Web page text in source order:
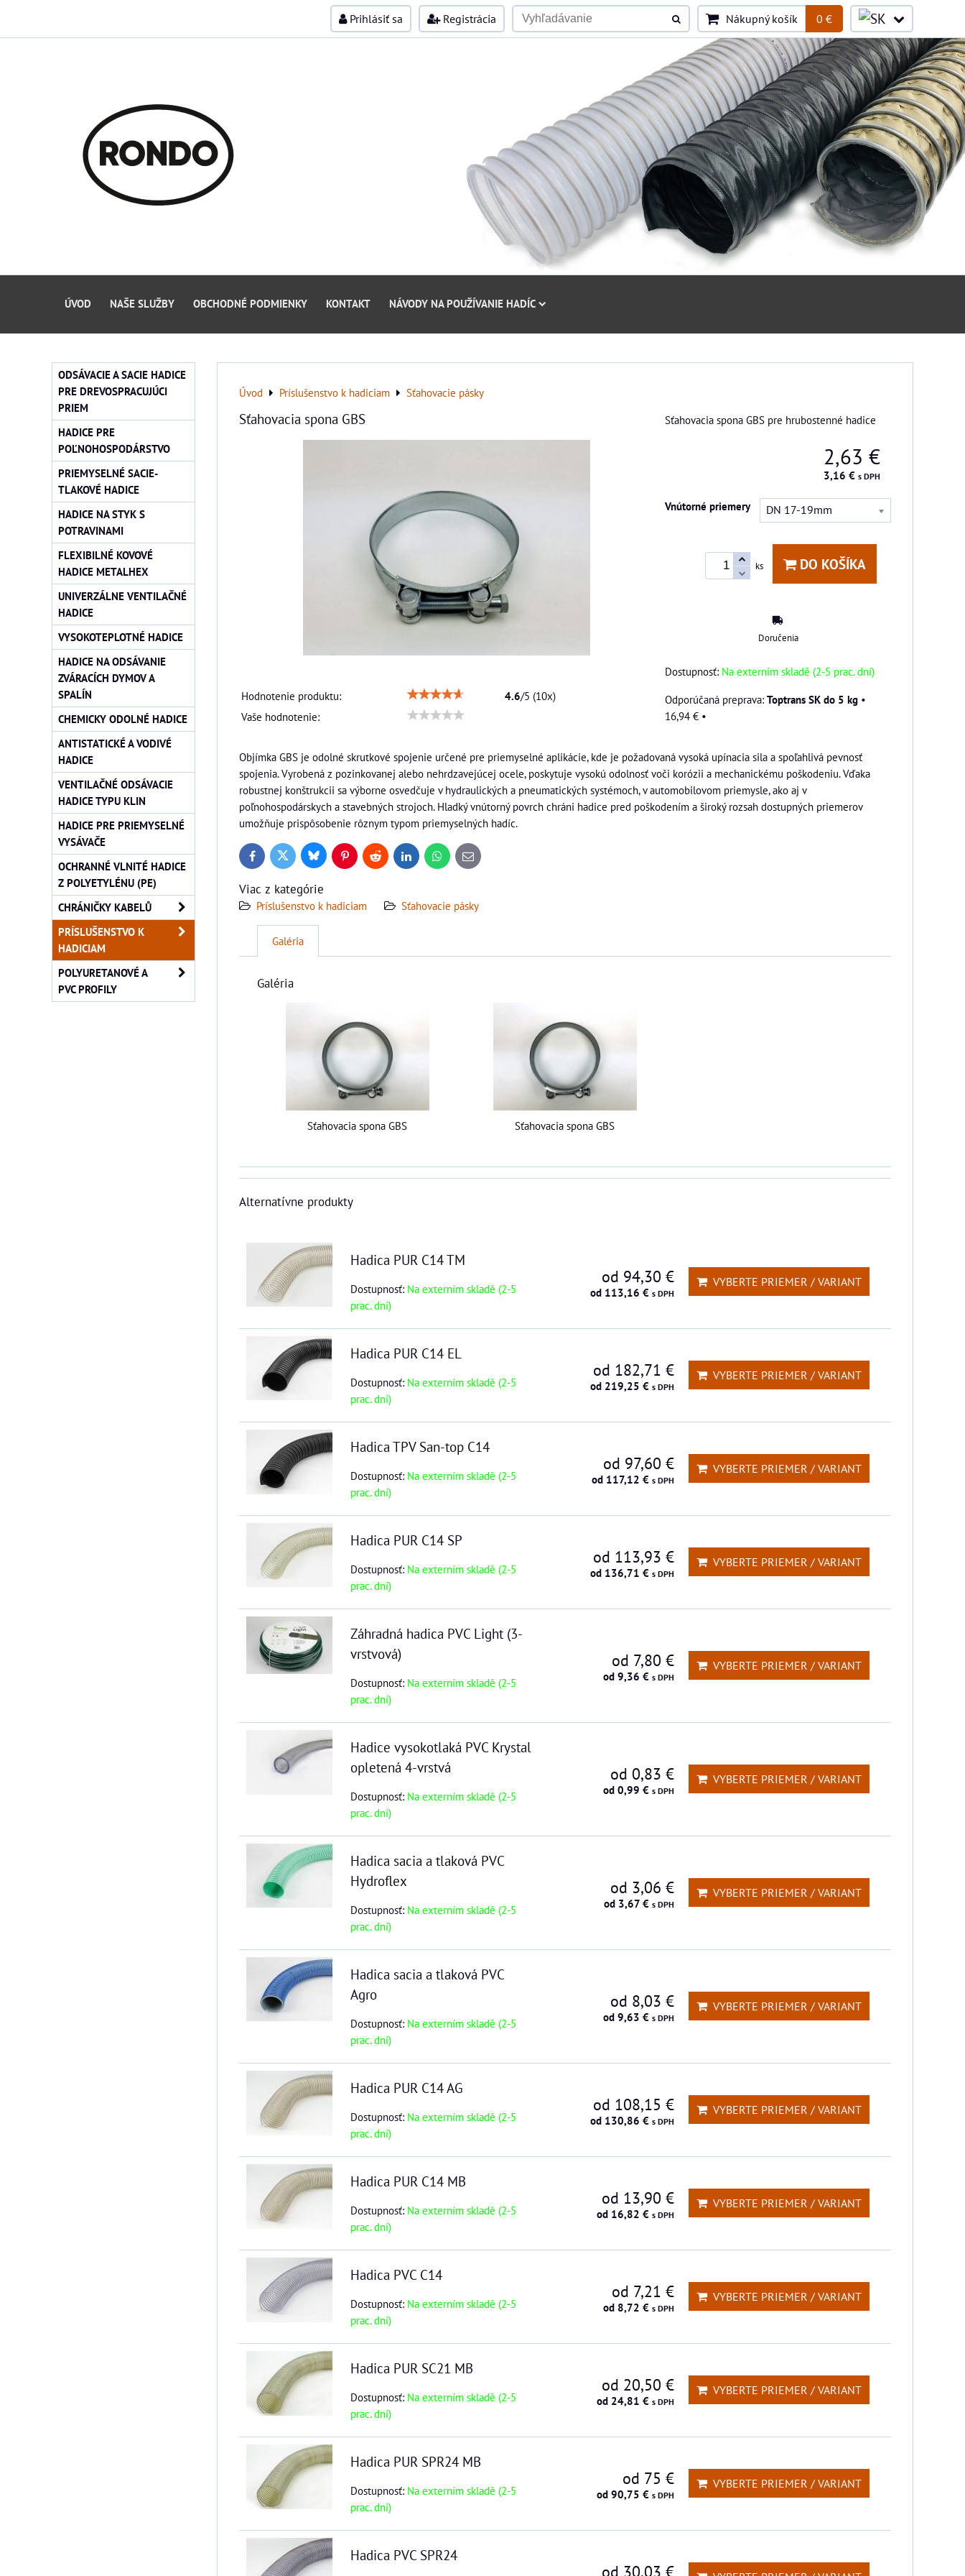
Prihlásiť sa Registrácia Nákupný košík 0 €
ÚVOD NAŠE SLUŽBY OBCHODNÉ PODMIENKY KONTAKT NÁVODY NA POUŽÍVANIE HADÍC
Úvod Príslušenstvo k hadiciam Sťahovacie pásky
Sťahovacia spona GBS
Hodnotenie produktu: 4.6/5 (10x)
Vaše hodnotenie:
Sťahovacia spona GBS pre hrubostenné hadice
2,63 €
3,16 € s DPH
Vnútorné priemery DN 17-19mm
ks DO KOŠÍKA
Doručenia
Dostupnosť: Na externím skladě (2-5 prac. dní)
Toptrans SK do 5 kg •
16,94 € •
Objímka GBS je odolné skrutkové spojenie určené pre priemyselné aplikácie, kde je požadovaná vysoká upínacia sila a spoľahlivá pevnosť
spojenia. Vyrobená z pozinkovanej alebo nehrdzavejúcej ocele, poskytuje vysokú odolnosť voči korózii a mechanickému poškodeniu. Vďaka
robustnej konštrukcii sa výborne osvedčuje v hydraulických a pneumatických systémoch, v automobilovom priemysle, ako aj v
poľnohospodárskych a stavebných strojoch. Hladký vnútorný povrch chráni hadice pred poškodením a široký rozsah dostupných priemerov
umožňuje prispôsobenie rôznym typom priemyselných hadíc.
FacebookTwitter BlueskyPinterestReddit LinkedInWhatsApp
E-
mail
Viac z kategórie
Príslušenstvo k hadiciam Sťahovacie pásky
Galéria
Galéria
Sťahovacia spona GBS Sťahovacia spona GBS
Alternatívne produkty
Hadica PUR C14 TM
Dostupnosť: Na externím skladě (2-5
prac. dní)
od 94,30 €
od 113,16 € s DPH
VYBERTE PRIEMER / VARIANT
Hadica PUR C14 EL
Dostupnosť: Na externím skladě (2-5
prac. dní)
od 182,71 €
od 219,25 € s DPH
VYBERTE PRIEMER / VARIANT
Hadica TPV San-top C14
Dostupnosť: Na externím skladě (2-5
prac. dní)
od 97,60 €
od 117,12 € s DPH
VYBERTE PRIEMER / VARIANT
Hadica PUR C14 SP
Dostupnosť: Na externím skladě (2-5
prac. dní)
od 113,93 €
od 136,71 € s DPH
VYBERTE PRIEMER / VARIANT
Záhradná hadica PVC Light (3-
vrstvová)
Dostupnosť: Na externím skladě (2-5
prac. dní)
od 7,80 €
od 9,36 € s DPH
VYBERTE PRIEMER / VARIANT
Hadice vysokotlaká PVC Krystal
opletená 4-vrstvá
Dostupnosť: Na externím skladě (2-5
prac. dní)
od 0,83 €
od 0,99 € s DPH
VYBERTE PRIEMER / VARIANT
Hadica sacia a tlaková PVC
Hydroflex
Dostupnosť: Na externím skladě (2-5
prac. dní)
od 3,06 €
od 3,67 € s DPH
VYBERTE PRIEMER / VARIANT
Hadica sacia a tlaková PVC
Agro
Dostupnosť: Na externím skladě (2-5
prac. dní)
od 8,03 €
od 9,63 € s DPH
VYBERTE PRIEMER / VARIANT
Hadica PUR C14 AG
Dostupnosť: Na externím skladě (2-5
prac. dní)
od 108,15 €
od 130,86 € s DPH
VYBERTE PRIEMER / VARIANT
Hadica PUR C14 MB
Dostupnosť: Na externím skladě (2-5
prac. dní)
od 13,90 €
od 16,82 € s DPH
VYBERTE PRIEMER / VARIANT
Hadica PVC C14
Dostupnosť: Na externím skladě (2-5
prac. dní)
od 7,21 €
od 8,72 € s DPH
VYBERTE PRIEMER / VARIANT
Hadica PUR SC21 MB
Dostupnosť: Na externím skladě (2-5
prac. dní)
od 20,50 €
od 24,81 € s DPH
VYBERTE PRIEMER / VARIANT
Hadica PUR SPR24 MB
Dostupnosť: Na externím skladě (2-5
prac. dní)
od 75 €
od 90,75 € s DPH
VYBERTE PRIEMER / VARIANT
Hadica PVC SPR24
od 30,03 €
ODSÁVACIE A SACIE HADICE
PRE DREVOSPRACUJÚCI
PRIEM
HADICE PRE
POĽNOHOSPODÁRSTVO
PRIEMYSELNÉ SACIE-
TLAKOVÉ HADICE
HADICE NA STYK S
POTRAVINAMI
FLEXIBILNÉ KOVOVÉ
HADICE METALHEX
UNIVERZÁLNE VENTILAČNÉ
HADICE
VYSOKOTEPLOTNÉ HADICE
HADICE NA ODSÁVANIE
ZVÁRACÍCH DYMOV A
SPALÍN
CHEMICKY ODOLNÉ HADICE
ANTISTATICKÉ A VODIVÉ
HADICE
VENTILAČNÉ ODSÁVACIE
HADICE TYPU KLIN
HADICE PRE PRIEMYSELNÉ
VYSÁVAČE
OCHRANNÉ VLNITÉ HADICE
Z POLYETYLÉNU (PE)
CHRÁNIČKY KABELŮ
PRÍSLUŠENSTVO K
HADICIAM
POLYURETANOVÉ A
PVC PROFILY